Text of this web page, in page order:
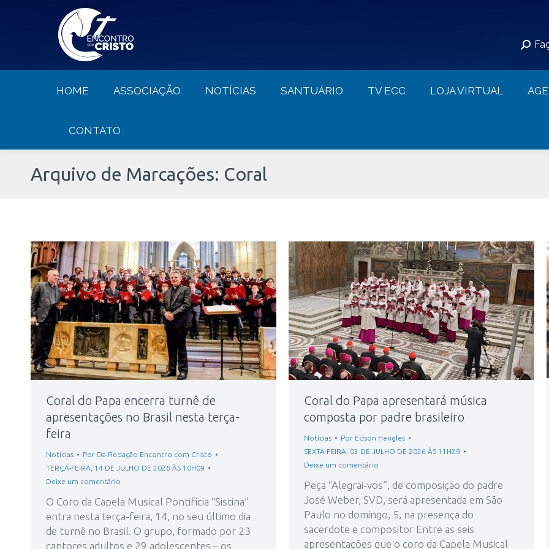
HOME ASSOCIAÇÃO NOTÍCIAS SANTUÁRIO TV ECC LOJA VIRTUAL
CONTATO
Arquivo de Marcações: Coral
Coral do Papa encerra turnê de
apresentações no Brasil nesta terça-
feira
Notícias Por Da Redação Encontro com Cristo
TERÇA-FEIRA, 14 DE JULHO DE 2026 ÀS 10H09
Deixe um comentário
O Coro da Capela Musical Pontifícia “Sistina”
entra nesta terça-feira, 14, no seu último dia
de turnê no Brasil. O grupo, formado por 23
cantores adultos e 29 adolescentes – os
Coral do Papa apresentará música
composta por padre brasileiro
Notícias Por Edson Hengles
SEXTA-FEIRA, 03 DE JULHO DE 2026 ÀS 11H29
Deixe um comentário
Peça “Alegrai-vos”, de composição do padre
José Weber, SVD, será apresentada em São
Paulo no domingo, 5, na presença do
sacerdote e compositor Entre as seis
apresentações que o coro da Capela Musical
HOME